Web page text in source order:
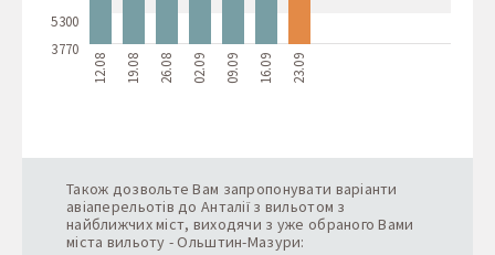
5300
3770
12.08 19.08 26.08 02.09 09.09 16.09 23.09
Також дозвольте Вам запропонувати варіанти
авіаперельотів до Анталії з вильотом з
найближчих міст, виходячи з уже обраного Вами
міста вильоту - Ольштин-Мазури: